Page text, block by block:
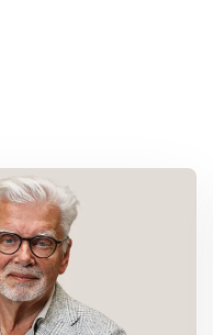
Samen staan we sterk